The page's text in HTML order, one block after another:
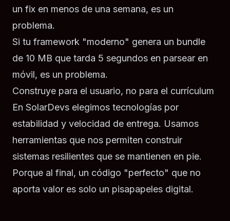
un fix en menos de una semana, es un
problema.
Si tu framework "moderno" genera un bundle
de 10 MB que tarda 5 segundos en parsear en
móvil, es un problema.
Construye para el usuario, no para el currículum
En SolarDevs elegimos tecnologías por
estabilidad y velocidad de entrega. Usamos
herramientas que nos permiten construir
sistemas resilientes que se mantienen en pie.
Porque al final, un código "perfecto" que no
aporta valor es solo un pisapapeles digital.